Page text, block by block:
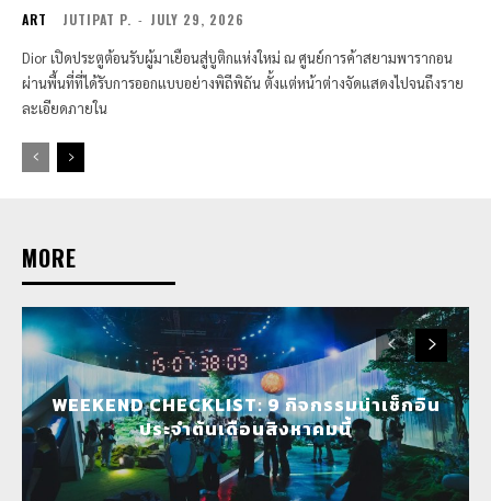
ART JUTIPAT P. - JULY 29, 2026
Dior เปิดประตูต้อนรับผู้มาเยือนสู่บูติกแห่งใหม่ ณ ศูนย์การค้าสยามพารากอน
ผ่านพื้นที่ที่ได้รับการออกแบบอย่างพิถีพิถัน ตั้งแต่หน้าต่างจัดแสดงไปจนถึงราย
ละเอียดภายใน
MORE
WEEKEND CHECKLIST: 9 กิจกรรมน่าเช็กอิน
ประจำต้นเดือนสิงหาคมนี้